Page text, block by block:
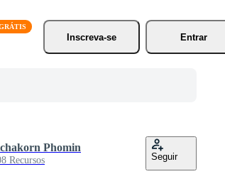
Inscreva-se
Entrar
Phomin
Recursos Seguir